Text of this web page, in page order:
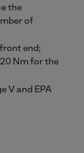
the
of
end;
Nm for the
V and EPA